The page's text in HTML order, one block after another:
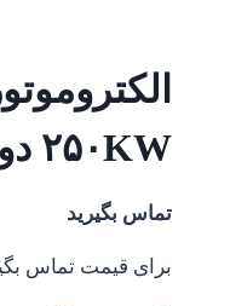
۲۵۰KW دور ۲۹۰۰
تماس بگیرید
برای قیمت تماس